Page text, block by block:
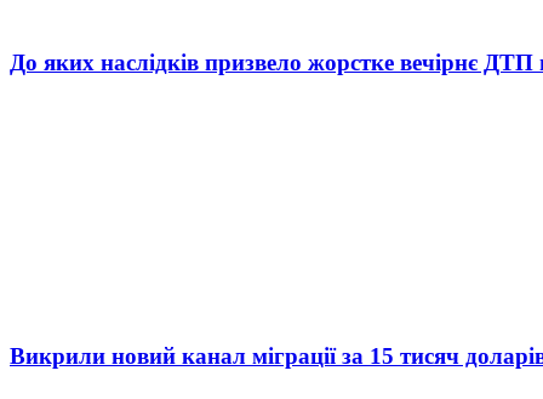
До яких наслідків призвело жорстке вечірнє ДТП
Викрили новий канал міграції за 15 тисяч